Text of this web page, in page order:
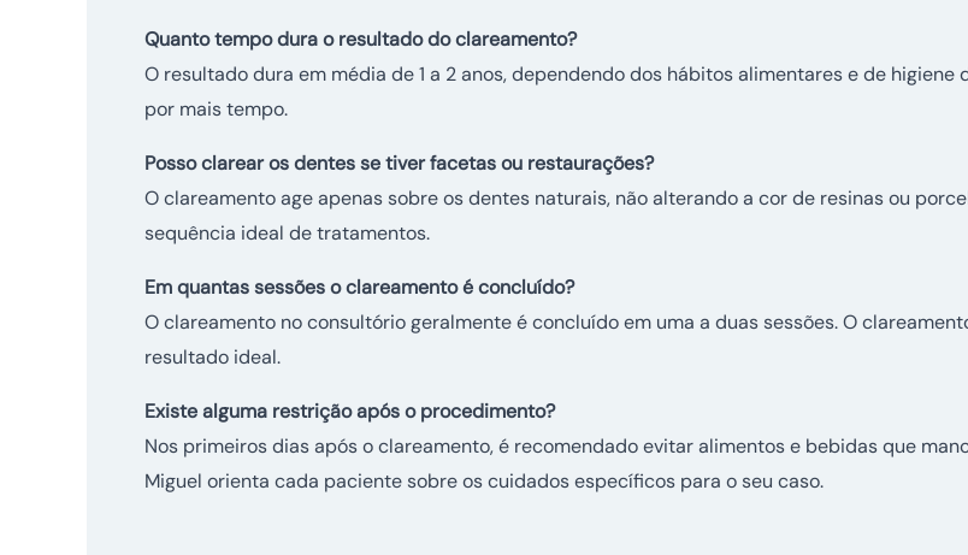
Quanto tempo dura o resultado do clareamento?
O resultado dura em média de 1 a 2 anos, dependendo dos hábitos alimentares e de
por mais tempo.
Posso clarear os dentes se tiver facetas ou restaurações?
O clareamento age apenas sobre os dentes naturais, não alterando a cor de resinas ou
sequência ideal de tratamentos.
Em quantas sessões o clareamento é concluído?
O clareamento no consultório geralmente é concluído em uma a duas sessões. O
resultado ideal.
Existe alguma restrição após o procedimento?
Nos primeiros dias após o clareamento, é recomendado evitar alimentos e bebidas que
Miguel orienta cada paciente sobre os cuidados específicos para o seu caso.